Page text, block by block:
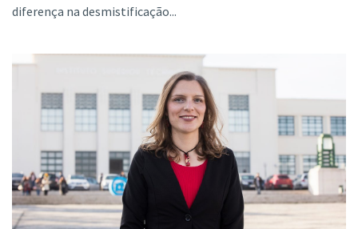
diferença na desmistificação...